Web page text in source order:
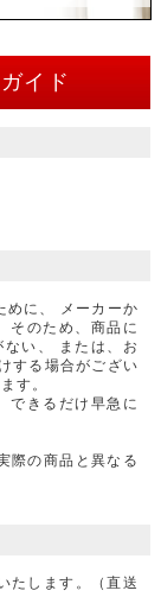
イド
めに、 メーカーか
そのため、商品に
い、 または、お
する場合がござい
す。
できるだけ早急に
際の商品と異なる
たします。（直送